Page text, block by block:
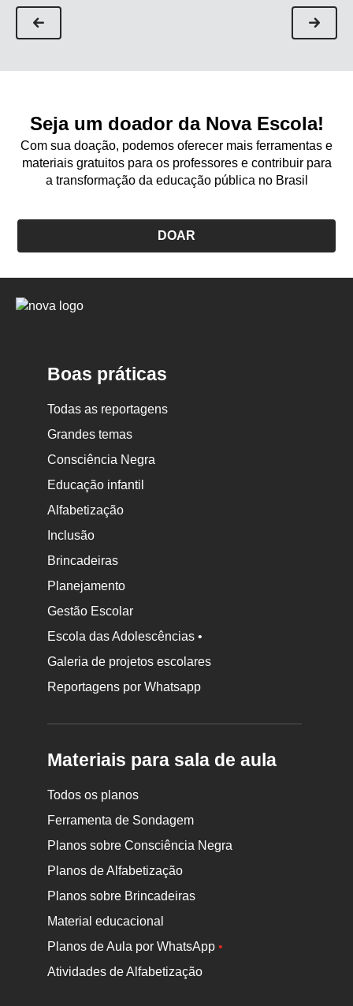
Seja um doador da Nova Escola!
Com sua doação, podemos oferecer mais ferramentas e
materiais gratuitos para os professores e contribuir para
a transformação da educação pública no Brasil
DOAR
Logo
Boas práticas
Todas as reportagens
Grandes temas
Consciência Negra
Educação infantil
Alfabetização
Inclusão
Brincadeiras
Planejamento
Gestão Escolar
Escola das Adolescências •
Galeria de projetos escolares
Reportagens por Whatsapp
Materiais para sala de aula
Todos os planos
Ferramenta de Sondagem
Planos sobre Consciência Negra
Planos de Alfabetização
Planos sobre Brincadeiras
Material educacional
Planos de Aula por WhatsApp•
Atividades de Alfabetização